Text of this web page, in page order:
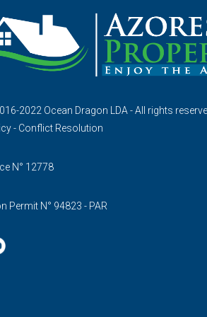
2022 Ocean Dragon LDA - All rights
- Conflict Resolution
N° 12778
Permit N° 94823 - PAR